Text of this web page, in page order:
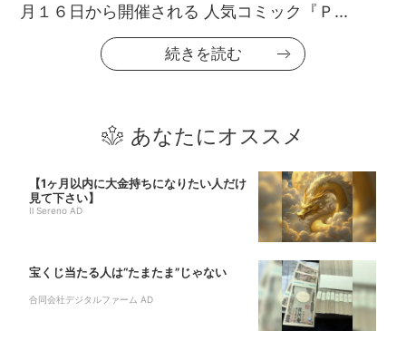
月１６日から開催される 人気コミック『Ｐ...
続きを読む
あなたにオススメ
【1ヶ月以内に大金持ちになりたい人だけ
見て下さい】
Il Sereno AD
宝くじ当たる人は“たまたま”じゃない
合同会社デジタルファーム AD